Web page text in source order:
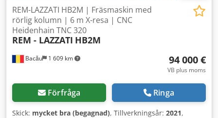
Bacău 1 609 km
REM-LAZZATI HB2M | Fräsmaskin med
rörlig kolumn | 6 m X-resa | CNC
Heidenhain TNC 320
REM - LAZZATI HB2M
94 000 €
VB plus moms
Förfråga Ringa
Skick: mycket bra (begagnad), Tillverkningsår: 2021,